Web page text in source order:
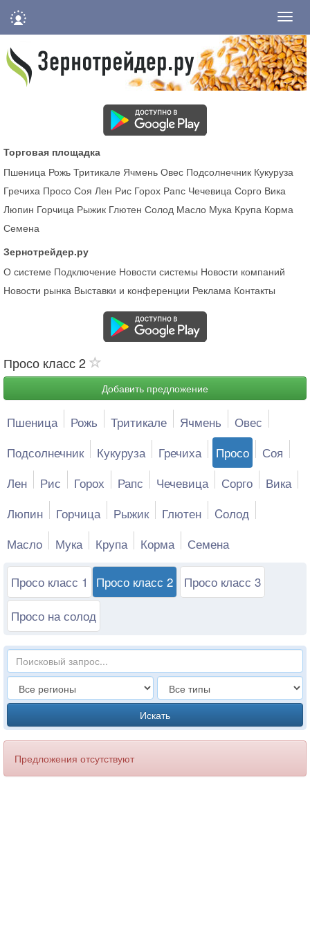
Торговая площадка
Пшеница Рожь Тритикале Ячмень Овес Подсолнечник Кукуруза
Гречиха Просо Соя Лен Рис Горох Рапс Чечевица Сорго Вика
Люпин Горчица Рыжик Глютен Солод Масло Мука Крупа Корма
Семена
Зернотрейдер.ру
О системе Подключение Новости системы Новости компаний
Новости рынка Выставки и конференции Реклама Контакты
Просо класс 2
Добавить предложение
Пшеница Рожь Тритикале Ячмень
Овес
Подсолнечник
Кукуруза Гречиха Просо
Соя
Лен
Рис Горох Рапс Чечевица Сорго
Вика
Люпин
Горчица Рыжик Глютен
Cолод
Масло
Мука Крупа Корма Семена
Просо класс 1 Просо класс 2
Просо класс 3
Просо на солод
Искать
Предложения отсутствуют